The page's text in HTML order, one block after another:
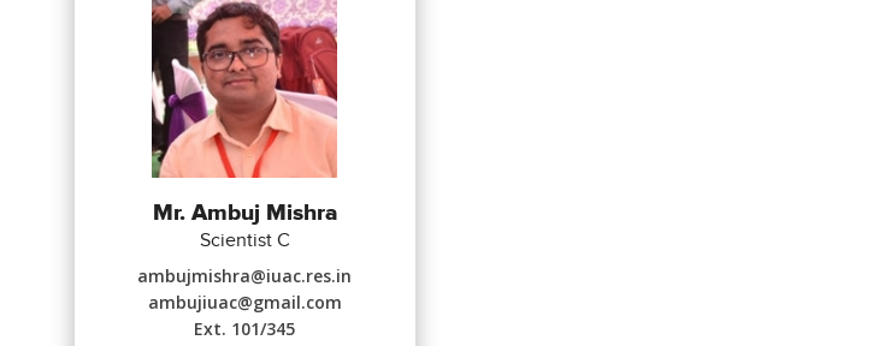
Mr. Ambuj Mishra
Scientist C
ambujmishra@iuac.res.in
ambujiuac@gmail.com
Ext. 101/345